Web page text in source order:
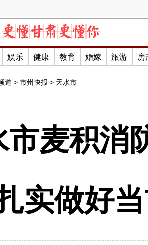
娱乐 健康 教育 婚嫁 旅游 房
道 > 市州快报 > 天水市
市麦积消
实做好